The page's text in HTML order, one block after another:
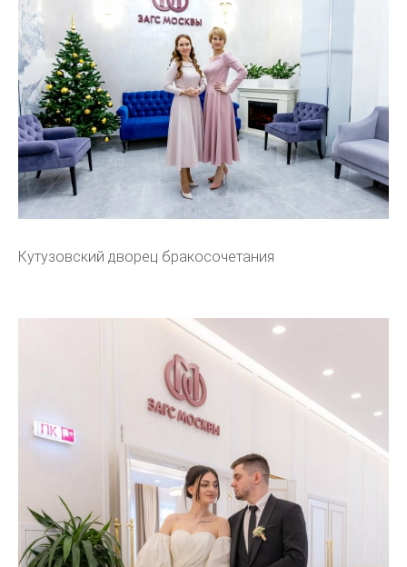
Кутузовский дворец бракосочетания